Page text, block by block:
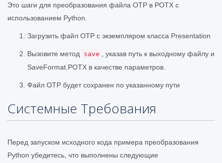
Это шаги для преобразования файла OTP в POTX с
использованием Python.
Загрузить файл OTP с экземпляром класса Presentation
Вызовите метод save
, указав путь к выходному файлу и
SaveFormat.POTX в качестве параметров.
Файл OTP будет сохранен по указанному пути
Системные Требования
Перед запуском исходного кода примера преобразования
Python убедитесь, что выполнены следующие